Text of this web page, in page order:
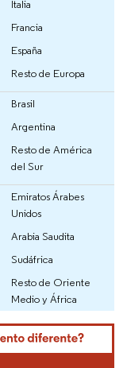
Italia
Francia
España
Resto de Europa
Brasil
Argentina
Resto de América
del Sur
Emiratos Árabes
Unidos
Arabia Saudita
Sudáfrica
Resto de Oriente
Medio y África